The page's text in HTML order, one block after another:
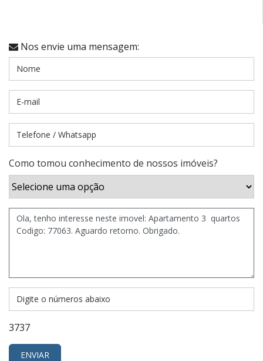
Nos envie uma mensagem:
Como tomou conhecimento de nossos imóveis?
3737
ENVIAR